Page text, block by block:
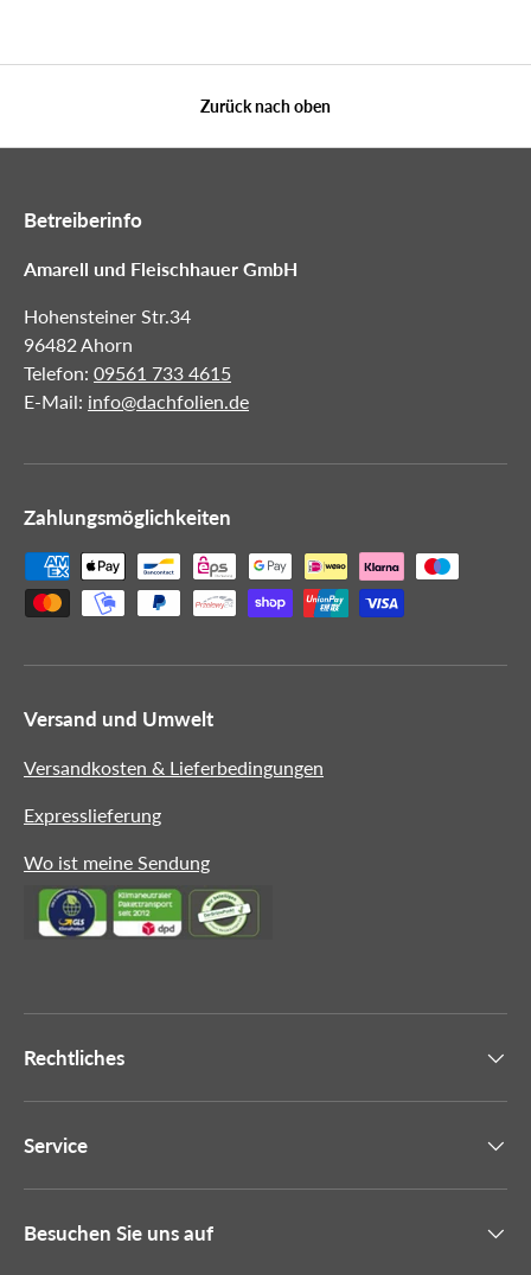
Zurück nach oben
Betreiberinfo
Amarell und Fleischhauer GmbH
Hohensteiner Str.34
96482 Ahorn
Telefon: 09561 733 4615
E-Mail: info@dachfolien.de
Zahlungsmöglichkeiten
Versand und Umwelt
Versandkosten & Lieferbedingungen
Expresslieferung
Wo ist meine Sendung
Rechtliches
Service
Besuchen Sie uns auf